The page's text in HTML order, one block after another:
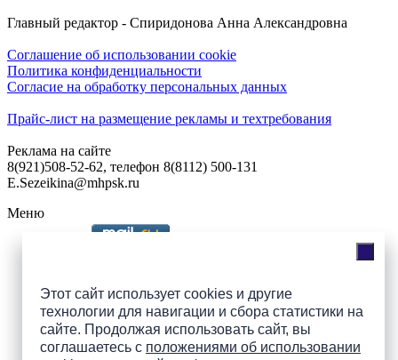
Этот сайт использует cookies и другие
технологии для навигации и сбора статистики на
сайте. Продолжая использовать сайт, вы
соглашаетесь с положениями об использовании
Главный редактор - Спиридонова Анна Александровна
Соглашение об использовании cookie
Политика конфиденциальности
Согласие на обработку персональных данных
Прайс-лист на размещение рекламы и техтребования
Реклама на сайте
8(921)508-52-62, телефон 8(8112) 500-131
E.Sezeikina@mhpsk.ru
Меню
Подпишись на группы